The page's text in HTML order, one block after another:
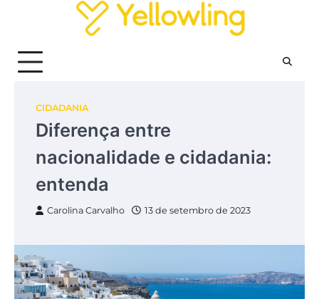
CIDADANIA
Diferença entre
nacionalidade e cidadania:
entenda
Carolina Carvalho 13 de setembro de 2023